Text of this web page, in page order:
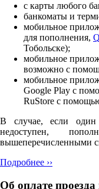
с карты любого
банкоматы и
мобильное
для пополнения,
Тобольске);
мобильное
возможно с
мобильное
Google Play с
RuStore с
В случае, если один
недоступен,
вышеперечисленными
Подробнее ››
Об оплате